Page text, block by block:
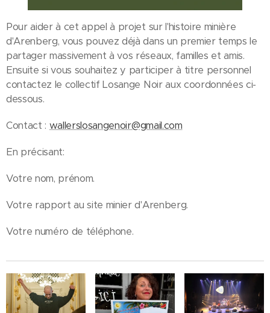
Pour aider à cet appel à projet sur l'histoire minière
d'Arenberg, vous pouvez déjà dans un premier temps le
partager massivement à vos réseaux, familles et amis.
Ensuite si vous souhaitez y participer à titre personnel
contactez le collectif Losange Noir aux coordonnées ci-
dessous.
Contact : wallerslosangenoir@gmail.com
En précisant:
Votre nom, prénom.
Votre rapport au site minier d'Arenberg.
Votre numéro de téléphone.